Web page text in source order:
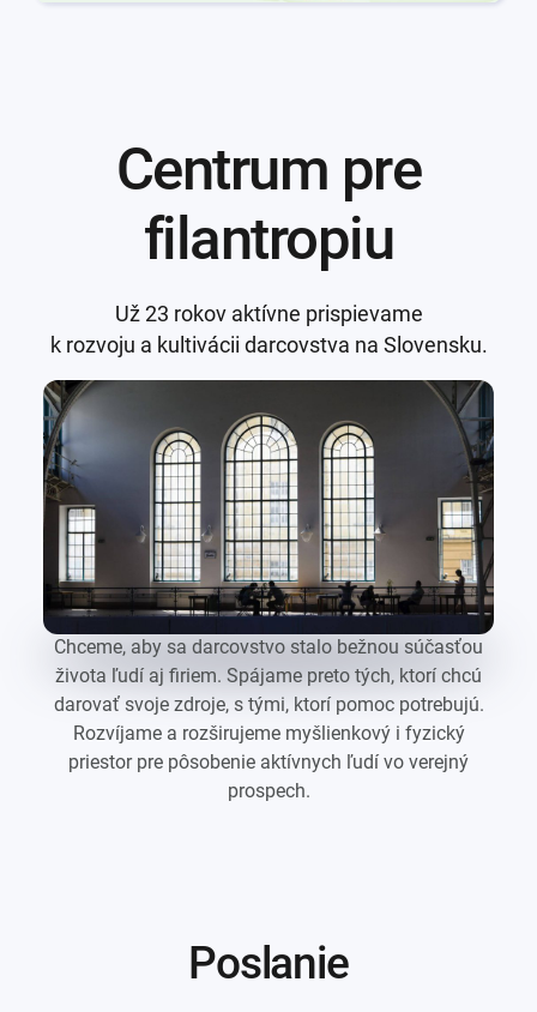
Centrum pre
filantropiu
Už 23 rokov aktívne prispievame
k rozvoju a kultivácii darcovstva na Slovensku.
Chceme, aby sa darcovstvo stalo bežnou súčasťou
života ľudí aj firiem. Spájame preto tých, ktorí chcú
darovať svoje zdroje, s tými, ktorí pomoc potrebujú.
Rozvíjame a rozširujeme myšlienkový i fyzický
priestor pre pôsobenie aktívnych ľudí vo verejný
prospech.
Poslanie